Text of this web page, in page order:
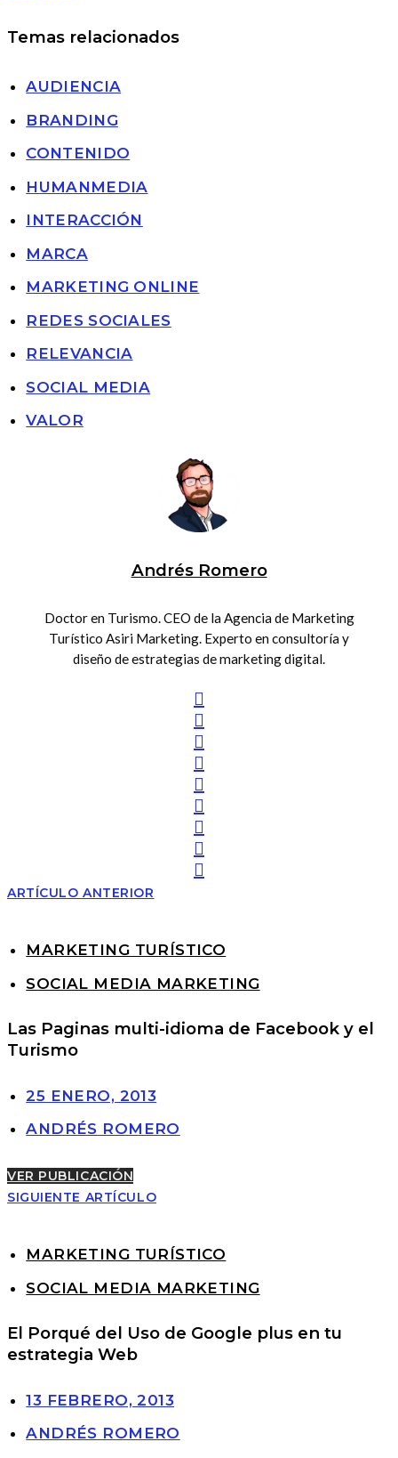
Temas relacionados
AUDIENCIA
BRANDING
CONTENIDO
HUMANMEDIA
INTERACCIÓN
MARCA
MARKETING ONLINE
REDES SOCIALES
RELEVANCIA
SOCIAL MEDIA
VALOR
Andrés Romero
Doctor en Turismo. CEO de la Agencia de Marketing
Turístico Asiri Marketing. Experto en consultoría y
diseño de estrategias de marketing digital.
ARTÍCULO ANTERIOR
MARKETING TURÍSTICO
SOCIAL MEDIA MARKETING
Las Paginas multi-idioma de Facebook y el
Turismo
25 ENERO, 2013
ANDRÉS ROMERO
VER PUBLICACIÓN
SIGUIENTE ARTÍCULO
MARKETING TURÍSTICO
SOCIAL MEDIA MARKETING
El Porqué del Uso de Google plus en tu
estrategia Web
13 FEBRERO, 2013
ANDRÉS ROMERO